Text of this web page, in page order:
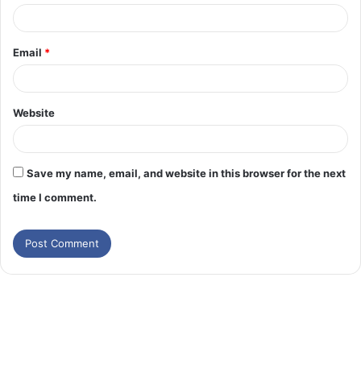
Email *
Website
Save my name, email, and website in this browser for the next
time I comment.